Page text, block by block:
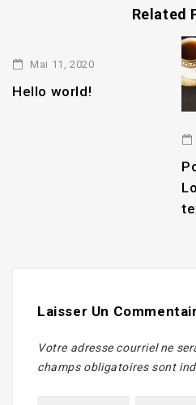
Related
Mai 11, 2020
Hello world!
Laisser Un
Votre adresse courriel ne
champs obligatoires sont